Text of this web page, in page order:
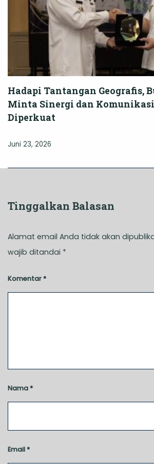
Hadapi Tantangan Geografis,
Minta Sinergi dan
Diperkuat
Juni 23, 2026
Tinggalkan Balasan
Alamat email Anda tidak akan
wajib ditandai *
Komentar *
Nama *
Email *